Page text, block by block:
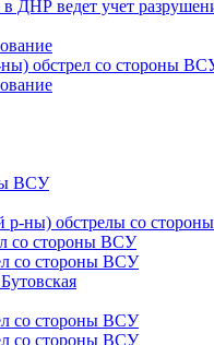
ДНР ведет учет
обстрел со стороны
ВСУ
р-ны) обстрелы со
со стороны ВСУ
со стороны ВСУ
со стороны ВСУ
со стороны ВСУ